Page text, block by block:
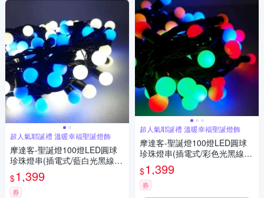
超人氣耶誕禮 溫暖幸福聖誕燈飾
摩達客-聖誕燈100燈LED圓球
珍珠燈串(插電式/藍白光黑線/
附控制器跳機)(高亮度又省電)
$1,399
券
超人氣耶誕禮 溫暖幸福聖誕燈飾
摩達客-聖誕燈100燈LED圓球
珍珠燈串(插電式/彩色光黑線/
附控制器跳機)(高亮度又省電)
$1,399
券